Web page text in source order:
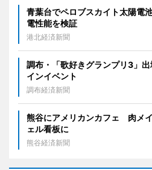
青葉台でペロブスカイト太陽
電性能を検証
港北経済新聞
調布・「歌好きグランプリ3」
インイベント
調布経済新聞
熊谷にアメリカンカフェ 肉メ
ェル看板に
熊谷経済新聞